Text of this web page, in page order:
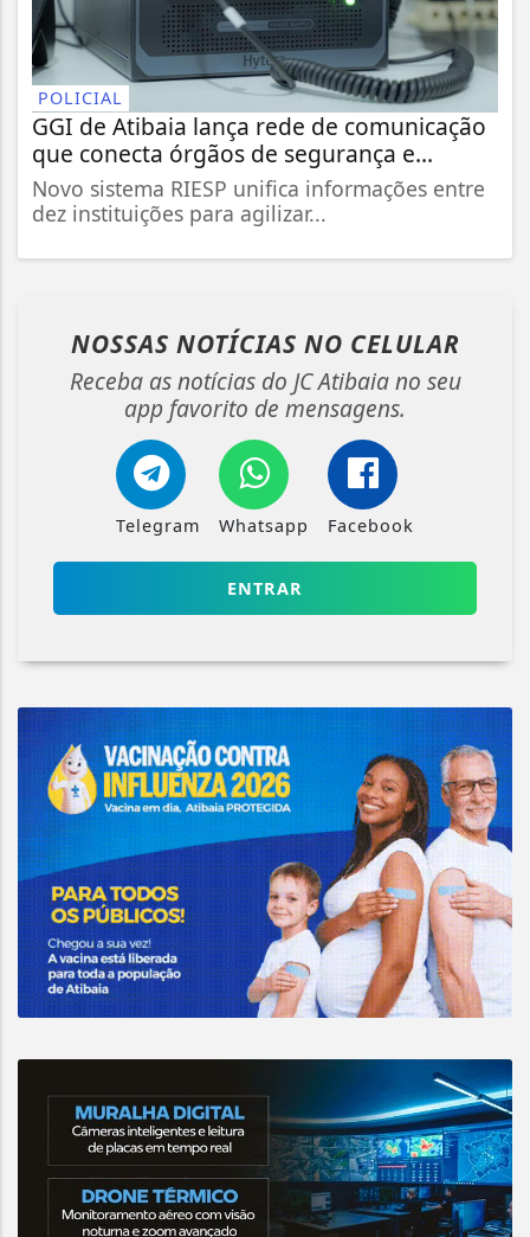
POLICIAL
GGI de Atibaia lança rede de comunicação
que conecta órgãos de segurança e...
Novo sistema RIESP unifica informações entre
dez instituições para agilizar...
NOSSAS NOTÍCIAS NO CELULAR
Receba as notícias do JC Atibaia no seu
app favorito de mensagens.
Telegram Whatsapp Facebook
ENTRAR